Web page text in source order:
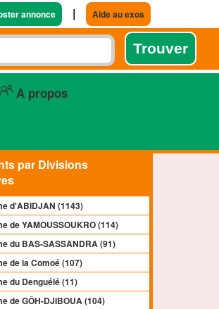
annonce | Aide au exos
A propos
par Divisions
d'ABIDJAN (1143)
de YAMOUSSOUKRO (114)
du BAS-SASSANDRA (91)
de la Comoé (107)
du Denguélé (11)
de GÔH-DJIBOUA (104)